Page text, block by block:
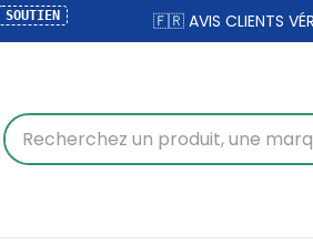
SOUTIEN 🇫🇷 AVIS CLIENTS